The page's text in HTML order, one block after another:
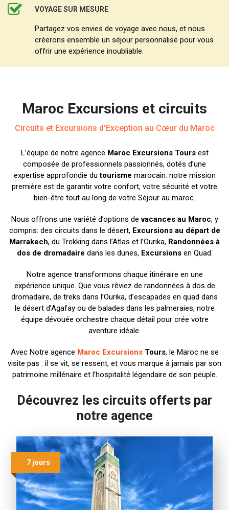
VOYAGE SUR MESURE
Partagez vos envies de voyage avec nous, et nous
créerons ensemble un séjour personnalisé pour vous
offrir une expérience inoubliable.
Maroc Excursions et circuits
Circuits et Excursions d'Exception au Cœur du Maroc
L’équipe de notre agence Maroc Excursions Toursest
composée de professionnels passionnés, dotés d’une
expertise approfondie du tourisme marocain. notre mission
première est de garantir votre confort, votre sécurité et votre
bien-être tout au long de votre Séjour au maroc.
Nous offrons une variété d’options devacances au Maroc, y
compris: des circuits dans le désert, Excursions au départ de
Marrakech, du Trekking dans l’Atlas et l’Ourika, Randonnées à
dos de dromadaire dans les dunes, Excursionsen Quad.
Notre agence transformons chaque itinéraire en une
expérience unique. Que vous rêviez de randonnées à dos de
dromadaire, de treks dans l’Ourika, d’escapades en quad dans
le désert d’Agafay ou de balades dans les palmeraies, notre
équipe dévouée orchestre chaque détail pour crée votre
aventure idéale.
Avec Notre agence Maroc ExcursionsTours, le Maroc ne se
visite pas : il se vit, se ressent, et vous marque à jamais par son
patrimoine millénaire et l’hospitalité légendaire de son peuple.
Découvrez les circuits offerts par
notre agence
7 jours